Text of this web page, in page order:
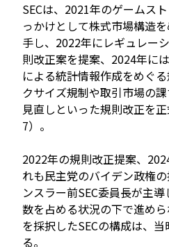
SECは、2021年のゲームス
っかけとして株式市場構造
手し、2022年にレギュレー
則改正案を提案、2024年に
による統計情報作成をめぐ
クサイズ規制や取引市場の
見直しといった規則改正を
7）。
2022年の規則改正提案、
れも民主党のバイデン政権
ンスラー前SEC委員長が主
数を占める状況の下で進め
を採択したSECの構成は、
る。